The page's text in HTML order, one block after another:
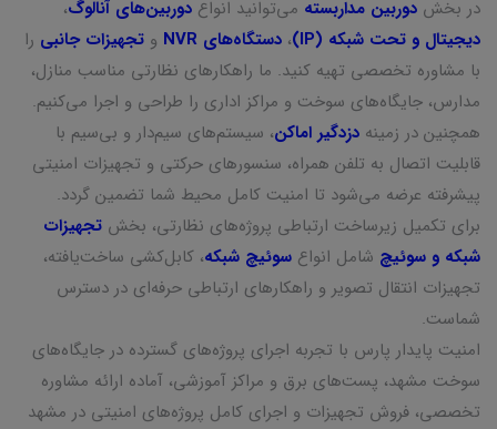
در بخش دوربین مداربسته می‌توانید انواع دوربین‌های آنالوگ،
دیجیتال و تحت شبکه (IP)
، دستگاه‌های NVR و تجهیزات جانبی را
با مشاوره تخصصی تهیه کنید. ما راهکارهای نظارتی مناسب منازل،
مدارس، جایگاه‌های سوخت و مراکز اداری را طراحی و اجرا می‌کنیم.
همچنین در زمینه دزدگیر اماکن، سیستم‌های سیم‌دار و بی‌سیم با
قابلیت اتصال به تلفن همراه، سنسورهای حرکتی و تجهیزات امنیتی
پیشرفته عرضه می‌شود تا امنیت کامل محیط شما تضمین گردد.
برای تکمیل زیرساخت ارتباطی پروژه‌های نظارتی، بخش تجهیزات
شبکه و سوئیچ شامل انواع سوئیچ شبکه، کابل‌کشی ساخت‌یافته،
تجهیزات انتقال تصویر و راهکارهای ارتباطی حرفه‌ای در دسترس
شماست.
امنیت پایدار پارس با تجربه اجرای پروژه‌های گسترده در جایگاه‌های
سوخت مشهد، پست‌های برق و مراکز آموزشی، آماده ارائه مشاوره
تخصصی، فروش تجهیزات و اجرای کامل پروژه‌های امنیتی در مشهد